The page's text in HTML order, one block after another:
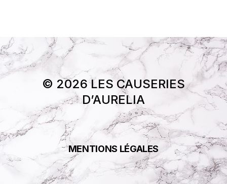
© 2026 LES CAUSERIES
D’AURELIA
MENTIONS LÉGALES